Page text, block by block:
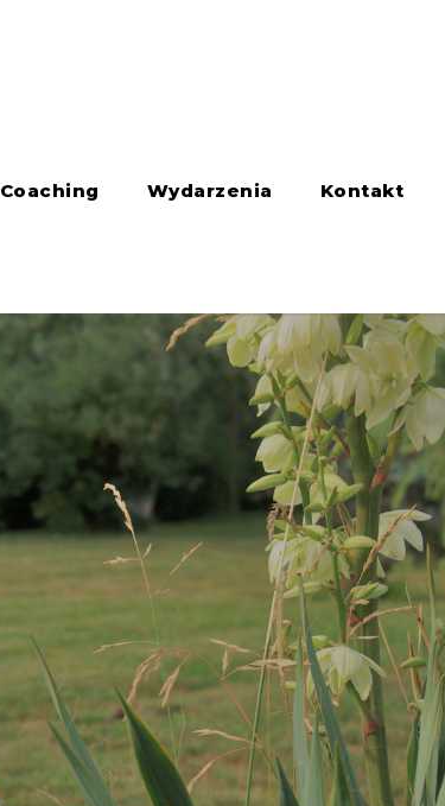
Coaching Wydarzenia Kontakt